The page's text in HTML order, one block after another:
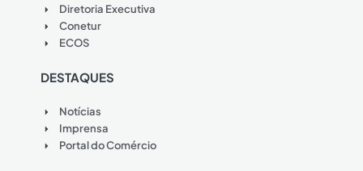
Diretoria Executiva
Conetur
ECOS
DESTAQUES
Notícias
Imprensa
Portal do Comércio